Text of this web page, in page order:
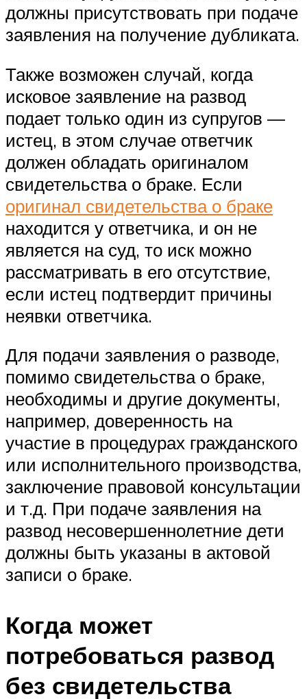
должны присутствовать при подаче
заявления на получение дубликата.
Также возможен случай, когда
исковое заявление на развод
подает только один из супругов —
истец, в этом случае ответчик
должен обладать оригиналом
свидетельства о браке. Если
оригинал свидетельства о браке
находится у ответчика, и он не
является на суд, то иск можно
рассматривать в его отсутствие,
если истец подтвердит причины
неявки ответчика.
Для подачи заявления о разводе,
помимо свидетельства о браке,
необходимы и другие документы,
например, доверенность на
участие в процедурах гражданского
или исполнительного производства,
заключение правовой консультации
и т.д. При подаче заявления на
развод несовершеннолетние дети
должны быть указаны в актовой
записи о браке.
Когда может
потребоваться развод
без свидетельства